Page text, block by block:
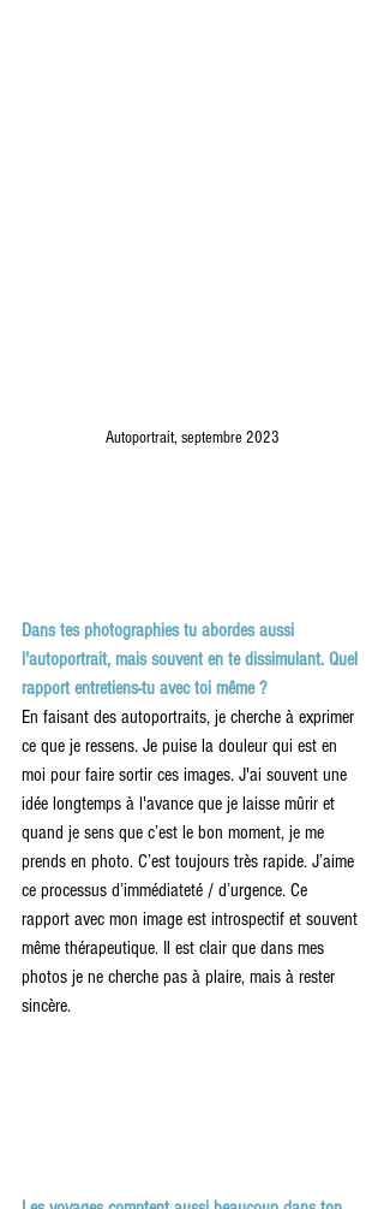
Autoportrait, septembre 2023
Dans tes photographies tu abordes aussi
l'autoportrait, mais souvent en te dissimulant. Quel
rapport entretiens-tu avec toi même ?
En faisant des autoportraits, je cherche à exprimer
ce que je ressens. Je puise la douleur qui est en
moi pour faire sortir ces images. J'ai souvent une
idée longtemps à l'avance que je laisse mûrir et
quand je sens que c’est le bon moment, je me
prends en photo. C’est toujours très rapide. J’aime
ce processus d’immédiateté / d’urgence. Ce
rapport avec mon image est introspectif et souvent
même thérapeutique. Il est clair que dans mes
photos je ne cherche pas à plaire, mais à rester
sincère.